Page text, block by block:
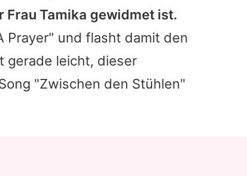
Frau Tamika gewidmet ist.
Prayer" und flasht damit den
gerade leicht, dieser
"Zwischen den Stühlen"